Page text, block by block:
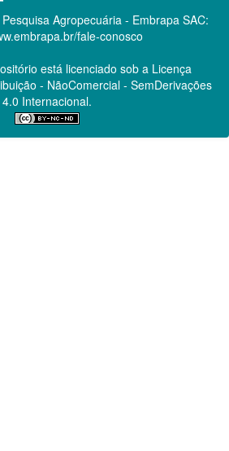
Agropecuária - Embrapa SAC:
fale-conosco
está licenciado sob a Licença
- NãoComercial - SemDerivações
4.0 Internacional.